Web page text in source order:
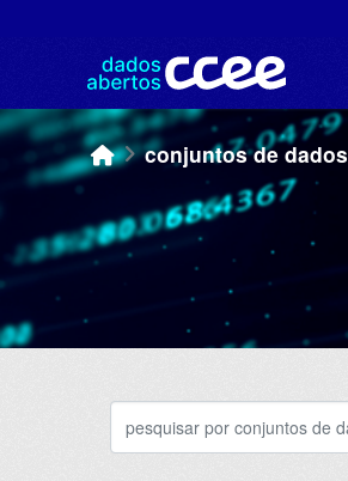
conjuntos de dados